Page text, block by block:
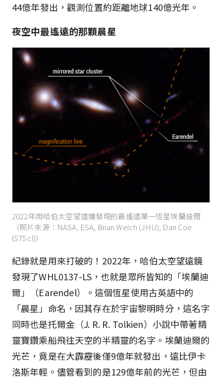
44億年發出，觀測位置約距離地球140億光年。
夜空中最遙遠的那顆晨星
2022年用哈伯太空望遠鏡發現的最遙遠單一恆星埃蘭迪爾
（照片來源：NASA, ESA, Brian Welch (JHU), Dan Coe
(STScI)）
紀錄就是用來打破的！2022年，哈伯太空望遠鏡
發現了WHL0137-LS，也就是眾所皆知的「埃蘭迪
爾」（Earendel）。這個恆星使用古英語中的
「晨星」命名，因其存在於宇宙黎明時分，這名字
同時也是托爾金（J. R. R. Tolkien）小說中帶著精
靈寶鑽乘船飛往天空的半精靈的名字。埃蘭迪爾的
光芒，竟是在大霹靂後僅9億年就發出，遠比伊卡
洛斯年輕。儘管看到的是129億年前的光芒，但由